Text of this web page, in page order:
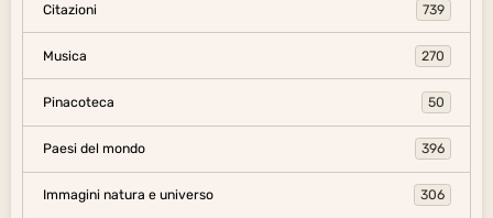
Citazioni 739
Musica 270
Pinacoteca 50
Paesi del mondo 396
Immagini natura e universo 306